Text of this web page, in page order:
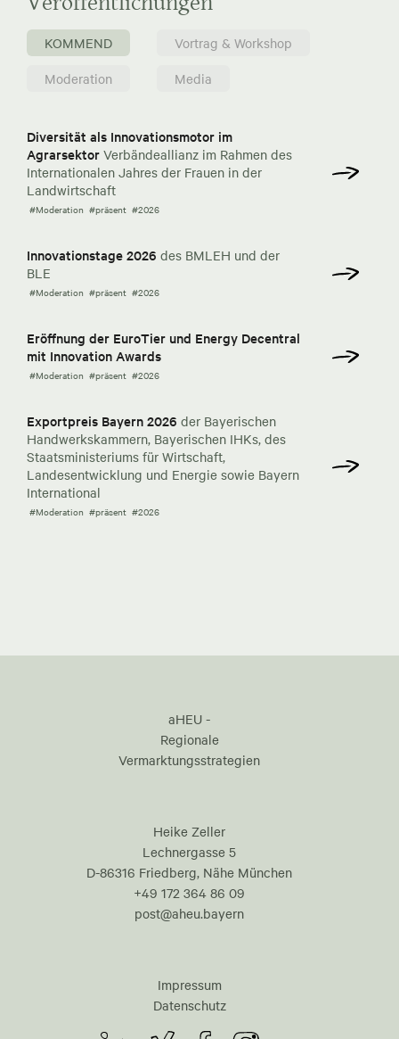
KOMMEND
Vortrag & Workshop
Moderation
Media
Diversität als Innovationsmotor im
Agrarsektor Verbändeallianz im Rahmen des
Internationalen Jahres der Frauen in der
Landwirtschaft
#Moderation #präsent #2026
Innovationstage 2026 des BMLEH und der
BLE
#Moderation #präsent #2026
Eröffnung der EuroTier und Energy Decentral
mit Innovation Awards
#Moderation #präsent #2026
Exportpreis Bayern 2026 der Bayerischen
Handwerkskammern, Bayerischen IHKs, des
Staatsministeriums für Wirtschaft,
Landesentwicklung und Energie sowie Bayern
International
#Moderation #präsent #2026
aHEU -
Regionale
Vermarktungsstrategien
Heike Zeller
Lechnergasse 5
D-86316 Friedberg, Nähe München
+49 172 364 86 09
post@aheu.bayern
Impressum
Datenschutz